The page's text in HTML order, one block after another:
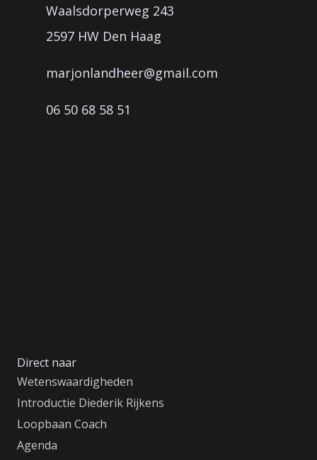
Waalsdorperweg 243
2597 HW Den Haag
marjonlandheer@gmail.com
06 50 68 58 51
Direct naar
Wetenswaardigheden
Introductie Diederik Rijkens
Loopbaan Coach
Agenda